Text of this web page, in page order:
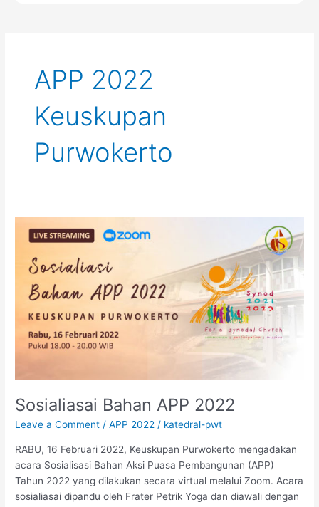
APP 2022
Keuskupan
Purwokerto
Sosialiasai Bahan APP 2022
Leave a Comment /APP 2022 / katedral-pwt
RABU, 16 Februari 2022, Keuskupan Purwokerto mengadakan
acara Sosialisasi Bahan Aksi Puasa Pembangunan (APP)
Tahun 2022 yang dilakukan secara virtual melalui Zoom. Acara
sosialiasai dipandu oleh Frater Petrik Yoga dan diawali dengan
Bahan
APP
2022